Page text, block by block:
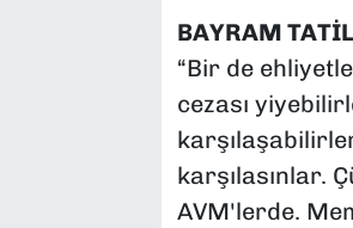
BAYRAM
“Bir de
cezası
karşılasınlar.
AVM'lerde.